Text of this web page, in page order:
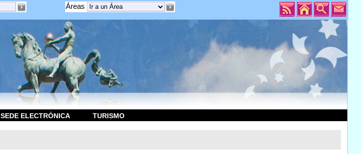
Áreas
SEDE ELECTRÓNICA TURISMO